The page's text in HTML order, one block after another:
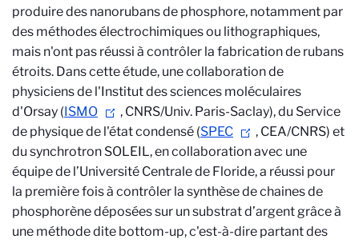
produire des nanorubans de phosphore, notamment par
des méthodes électrochimiques ou lithographiques,
mais n'ont pas réussi à contrôler la fabrication de rubans
étroits. Dans cette étude, une collaboration de
physiciens de l'Institut des sciences moléculaires
d'Orsay (ISMO
, CNRS/Univ. Paris-Saclay), du Service
de physique de l'état condensé (SPEC
, CEA/CNRS) et
du synchrotron SOLEIL, en collaboration avec une
équipe de l’Université Centrale de Floride, a réussi pour
la première fois à contrôler la synthèse de chaines de
phosphorène déposées sur un substrat d’argent grâce à
une méthode dite bottom-up, c'est-à-dire partant des